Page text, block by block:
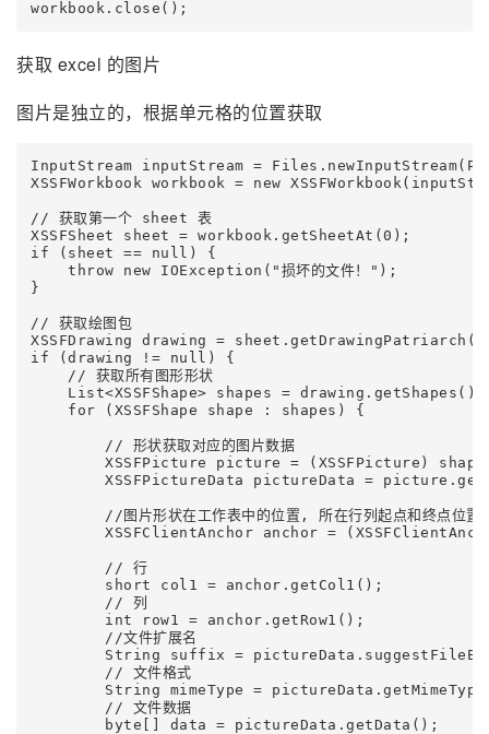
获取 excel 的图片
图片是独立的，根据单元格的位置获取
InputStream inputStream =
XSSFWorkbook workbook = new
// 获取第一个 sheet 表
XSSFSheet sheet = workbook.getSheetAt(0);
if (sheet == null) {
    throw new IOException("损坏的文件！");
}
// 获取绘图包
XSSFDrawing drawing =
if (drawing != null) {
    // 获取所有图形形状
    List<XSSFShape> shapes = drawing.getShapes();
    for (XSSFShape shape : shapes) {
        // 形状获取对应的图片数据
XSSFPicture picture = (XSSFPicture)
XSSFPictureData pictureData =
        //图片形状在工作表中的位置, 所在行列起点和终点位置
XSSFClientAnchor anchor =
        // 行
        short col1 = anchor.getCol1();
        // 列
        int row1 = anchor.getRow1();
        //文件扩展名
String suffix =
        // 文件格式
String mimeType =
        // 文件数据
        byte[] data = pictureData.getData();